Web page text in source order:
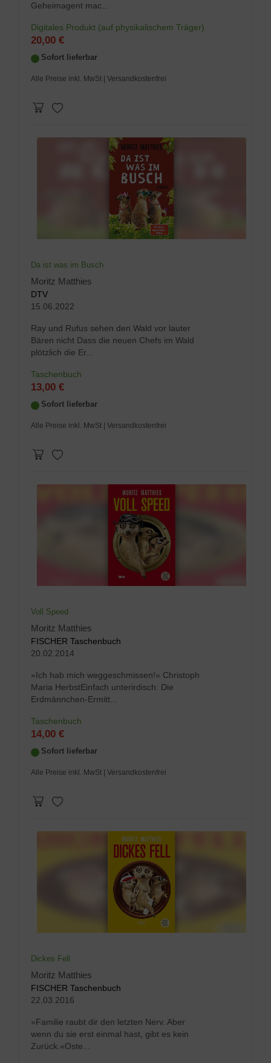
Geheimagent mac...
Digitales Produkt (auf physikalischem Träger)
20,00 €
Sofort lieferbar
Alle Preise inkl. MwSt | Versandkostenfrei
Da ist was im Busch
Moritz Matthies
DTV
15.06.2022
Ray und Rufus sehen den Wald vor lauter
Bären nicht Dass die neuen Chefs im Wald
plötzlich die Er...
Taschenbuch
13,00 €
Sofort lieferbar
Alle Preise inkl. MwSt | Versandkostenfrei
Voll Speed
Moritz Matthies
FISCHER Taschenbuch
20.02.2014
»Ich hab mich weggeschmissen!« Christoph
Maria HerbstEinfach unterirdisch: Die
Erdmännchen-Ermitt...
Taschenbuch
14,00 €
Sofort lieferbar
Alle Preise inkl. MwSt | Versandkostenfrei
Dickes Fell
Moritz Matthies
FISCHER Taschenbuch
22.03.2016
»Familie raubt dir den letzten Nerv. Aber
wenn du sie erst einmal hast, gibt es kein
Zurück.«Oste...